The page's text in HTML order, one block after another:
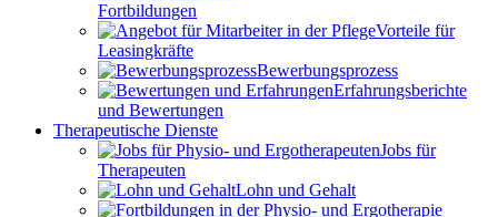
Fortbildungen
Vorteile für
Leasingkräfte
Bewerbungsprozess
Erfahrungsberichte
und Bewertungen
Therapeutische Dienste
Jobs für
Therapeuten
Lohn und Gehalt